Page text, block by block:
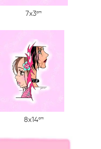
7x3cm
8x14cm